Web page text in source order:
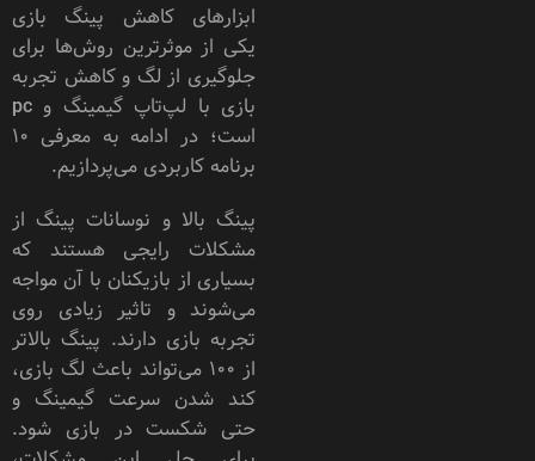
ابزارهای کاهش پینگ بازی
یکی از موثرترین روش‌ها برای
جلوگیری از لگ و کاهش تجربه
بازی با لپ‌تاپ گیمینگ و pc
است؛ در ادامه به معرفی 10
برنامه کاربردی می‌پردازیم.
پینگ بالا و نوسانات پینگ از
مشکلات رایجی هستند که
بسیاری از بازیکنان با آن مواجه
می‌شوند و تاثیر زیادی روی
تجربه بازی دارند. پینگ بالاتر
از ۱۰۰ می‌تواند باعث لگ بازی،
کند شدن سرعت گیمینگ و
حتی شکست در بازی شود.